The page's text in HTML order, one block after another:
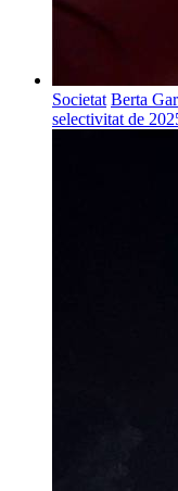
Societat Berta
selectivitat de